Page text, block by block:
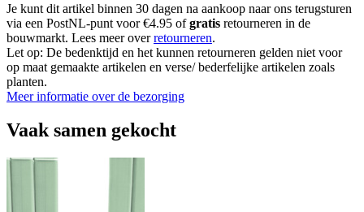
Je kunt dit artikel binnen 30 dagen na aankoop naar ons terugsturen
via een PostNL-punt voor €4.95 ofgratis retourneren in de
bouwmarkt. Lees meer overretourneren.
Let op: De bedenktijd en het kunnen retourneren gelden niet voor
op maat gemaakte artikelen en verse/ bederfelijke artikelen zoals
planten.
Meer informatie over de bezorging
Vaak samen gekocht